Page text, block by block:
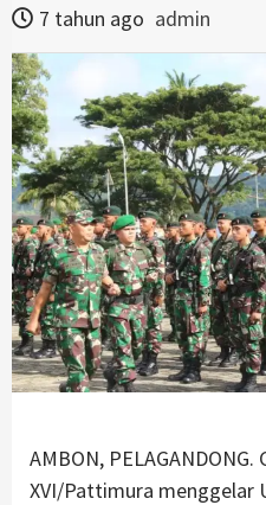
7 tahun ago admin
AMBON, PELAGANDONG.
XVI/Pattimura menggelar